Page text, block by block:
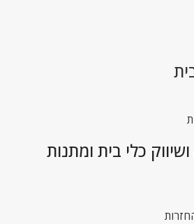
כלי בית ומתנות